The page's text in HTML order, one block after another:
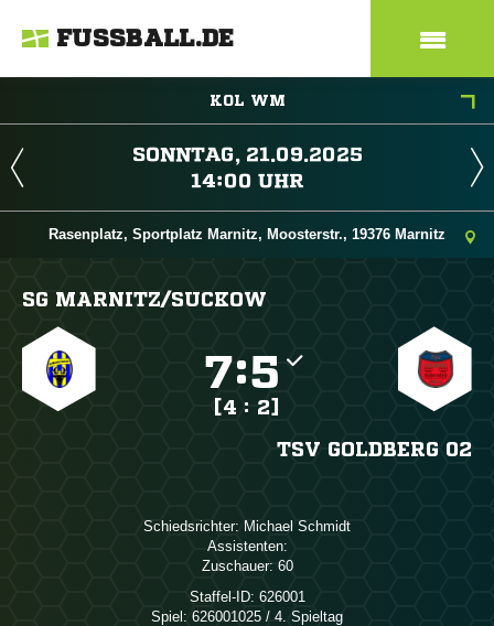
FUSSBALL.DE
KOL WM
 
 
Rasenplatz, Sportplatz Marnitz, Moosterstr., 19376 Marnitz
SG MARNITZ/​SUCKOW
:
[4 : 2]
TSV GOLDBERG 02
Schiedsrichter:  
Assistenten:
Zuschauer: 60
Staffel-ID: 626001
Spiel: 626001025 / 4. Spieltag